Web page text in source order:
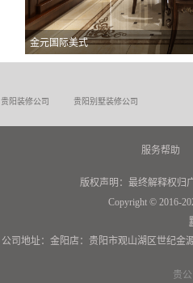
金元国际美式
贵阳装修公司 贵阳别墅装修公司
服务帮助
版权声明：最终解释权归
Copyright © 2016-
公司地址：金阳店：贵阳市观山湖区世纪金
贵